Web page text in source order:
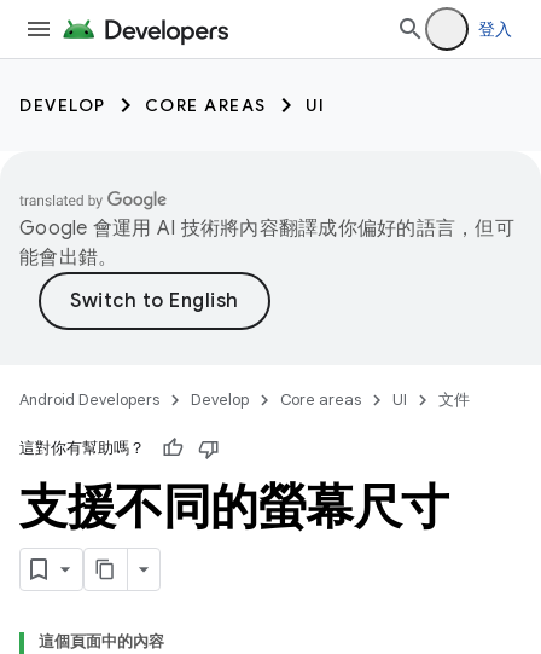
登入
DEVELOP CORE AREAS UI
Google 會運用 AI 技術將內容翻譯成你偏好的語言，但可
能會出錯。
Android Developers Develop Core areas UI 文件
這對你有幫助嗎？
支援不同的螢幕尺寸
這個頁面中的內容